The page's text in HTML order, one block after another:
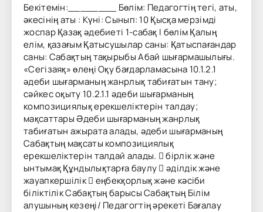
Бекітемін:________ Бөлім: Педагогтің тегі, аты,
әкесінің аты : Күні: Сынып: 10 Қысқа мерзімді
жоспар Қазақ әдебиеті 1-сабақ І бөлім Қалың
елім, қазағым Қатысушылар саны: Қатыспағандар
саны: Сабақтың тақырыбы Абай шығармашылығы.
«Сегізаяқ» өлеңі Оқу бағдарламасына 10.1.2.1
әдеби шығарманың жанрлық табиғатын тану;
сәйкес оқыту 10.2.1.1 әдеби шығарманың
композициялық ерекшеліктерін талдау;
мақсаттары Әдеби шығарманың жанрлық
табиғатын ажырата алады, әдеби шығарманың
Сабақтың мақсаты композициялық
ерекшеліктерін талдай алады.  бірлік және
ынтымақ Құндылықтарға баулу  әділдік және
жауапкершілік  еңбекқорлық және кәсіби
біліктілік Сабақтың барысы Сабақтың Білім
алушының кезеңі/ Педагогтің әрекеті Бағалау